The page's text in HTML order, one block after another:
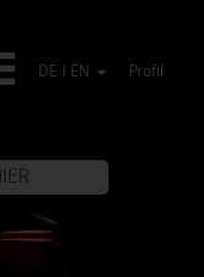
DE I EN Profil